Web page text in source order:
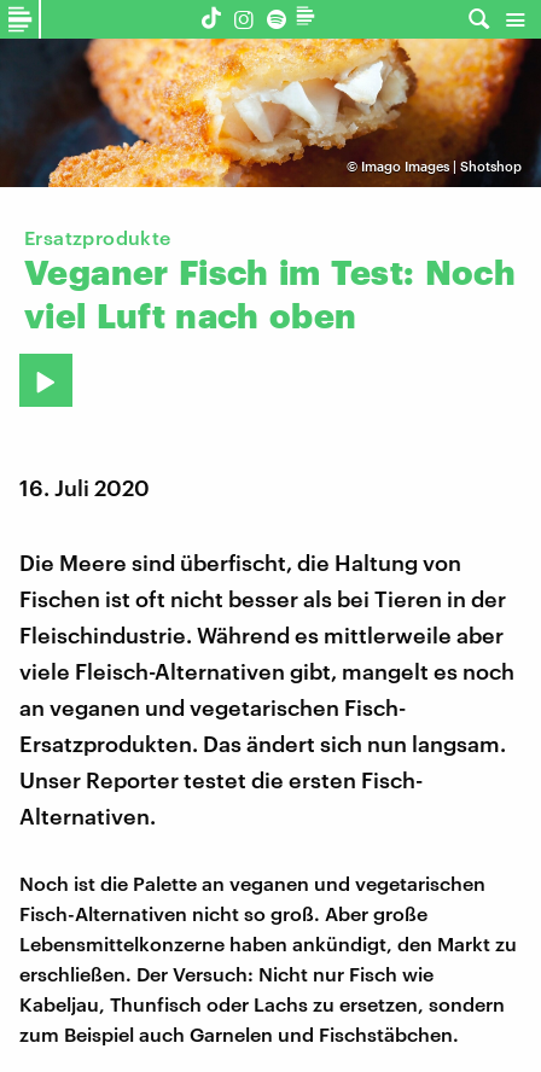
©Imago Images | Shotshop
Ersatzprodukte
Veganer Fisch im Test: Noch
viel Luft nach oben
16. Juli 2020
Die Meere sind überfischt, die Haltung von
Fischen ist oft nicht besser als bei Tieren in der
Fleischindustrie. Während es mittlerweile aber
viele Fleisch-Alternativen gibt, mangelt es noch
an veganen und vegetarischen Fisch-
Ersatzprodukten. Das ändert sich nun langsam.
Unser Reporter testet die ersten Fisch-
Alternativen.
Noch ist die Palette an veganen und vegetarischen
Fisch-Alternativen nicht so groß. Aber große
Lebensmittelkonzerne haben ankündigt, den Markt zu
erschließen. Der Versuch: Nicht nur Fisch wie
Kabeljau, Thunfisch oder Lachs zu ersetzen, sondern
zum Beispiel auch Garnelen und Fischstäbchen.